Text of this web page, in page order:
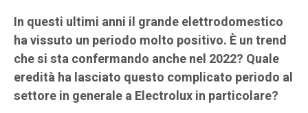
In questi ultimi anni il grande elettrodomestico
ha vissuto un periodo molto positivo. È un trend
che si sta confermando anche nel 2022? Quale
eredità ha lasciato questo complicato periodo al
settore in generale a Electrolux in particolare?